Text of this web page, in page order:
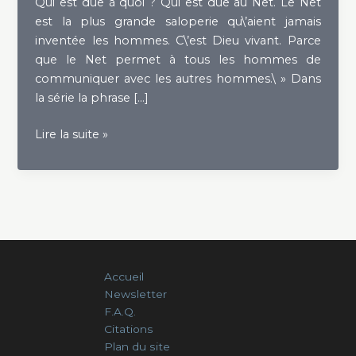
est la plus grande saloperie qu\’aient jamais
inventée les hommes. C\’est Dieu vivant. Parce
que le Net permet à tous les hommes de
communiquer avec les autres hommes.\ » Dans
la série la phrase […]
Le
des
Lire la suite »
Accueil
Newsletter
F.A.Q.
Citations
Plan du site